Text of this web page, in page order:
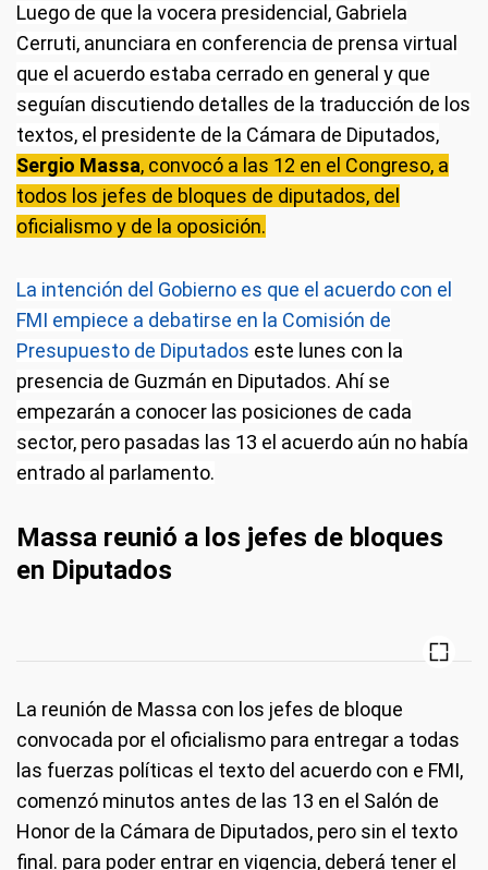
Luego de que la vocera presidencial, Gabriela
Cerruti, anunciara en conferencia de prensa virtual
que el acuerdo estaba cerrado en general y que
seguían discutiendo detalles de la traducción de los
textos, el presidente de la Cámara de Diputados,
Sergio Massa, convocó a las 12 en el Congreso, a
todos los jefes de bloques de diputados, del
oficialismo y de la oposición.
La intención del Gobierno es que el acuerdo con el
FMI empiece a debatirse en la Comisión de
Presupuesto de Diputados este lunes con la
presencia de Guzmán en Diputados. Ahí se
empezarán a conocer las posiciones de cada
sector, pero pasadas las 13 el acuerdo aún no había
entrado al parlamento.
Massa reunió a los jefes de bloques
en Diputados
La reunión de Massa con los jefes de bloque
convocada por el oficialismo para entregar a todas
las fuerzas políticas el texto del acuerdo con e FMI,
comenzó minutos antes de las 13 en el Salón de
Honor de la Cámara de Diputados, pero sin el texto
final. para poder entrar en vigencia, deberá tener el